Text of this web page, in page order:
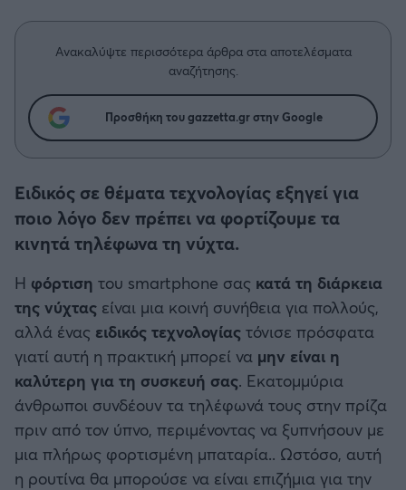
Άρης
ΟΦΗ
Ατρόμητος Αθηνών
Αστέρας Τρίπολης
Παναιτωλικός
Ηρακλής
Μια Ιστορία από την Πόλη
Ανακαλύψτε περισσότερα άρθρα στα αποτελέσματα
αναζήτησης.
Προσθήκη του gazzetta.gr στην Google
Ειδικός σε θέματα τεχνολογίας εξηγεί για
ποιο λόγο δεν πρέπει να φορτίζουμε τα
κινητά τηλέφωνα τη νύχτα.
Η φόρτιση του smartphone σας κατά τη διάρκεια
της νύχτας είναι μια κοινή συνήθεια για πολλούς,
αλλά ένας ειδικός τεχνολογίας τόνισε πρόσφατα
γιατί αυτή η πρακτική μπορεί να μην είναι η
καλύτερη για τη συσκευή σας. Εκατομμύρια
άνθρωποι συνδέουν τα τηλέφωνά τους στην πρίζα
πριν από τον ύπνο, περιμένοντας να ξυπνήσουν με
μια πλήρως φορτισμένη μπαταρία.. Ωστόσο, αυτή
η ρουτίνα θα μπορούσε να είναι επιζήμια για την